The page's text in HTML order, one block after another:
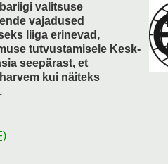
valitsuse
vajadused
liiga erinevad,
tutvustamisele Kesk-
seepärast, et
kui näiteks